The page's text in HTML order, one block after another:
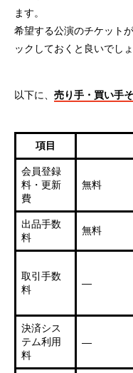
ます。
希望する公演のチケット
ックしておくと良いでしょ
以下に、 売り手・買い手
項目
会員登録
料・更新
費
無料
出品手数
料
無料
取引手数
料
―
決済シス
テム利用
料
―